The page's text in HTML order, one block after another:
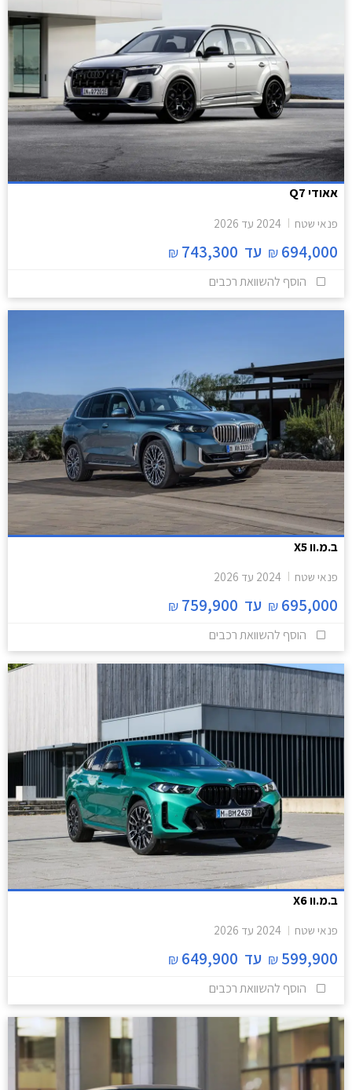
אאודי Q7
פנאי שטח 2024 עד 2026
694,000
₪ עד 743,300
₪
הוסף להשוואת רכבים
ב.מ.וו X5
פנאי שטח 2024 עד 2026
695,000
₪ עד 759,900
₪
הוסף להשוואת רכבים
ב.מ.וו X6
פנאי שטח 2024 עד 2026
599,900
₪ עד 649,900
₪
הוסף להשוואת רכבים